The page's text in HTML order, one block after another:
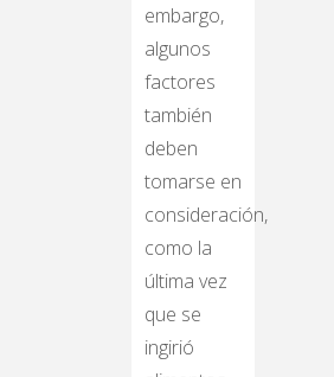
embargo,
algunos
factores
también
deben
tomarse en
consideración,
como la
última vez
que se
ingirió